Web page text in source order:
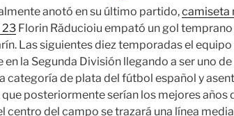
anotó en su último partido,camiseta
23 Florin Răducioiu empató un gol
Las siguientes diez temporadas el
la Segunda División llegando a ser uno
categoría de plata del fútbol español y
que posteriormente serían los mejores años
centro del campo se trazará una línea